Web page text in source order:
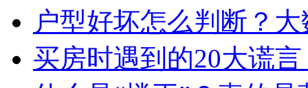
户型好坏怎么判断？
买房时遇到的20大谎